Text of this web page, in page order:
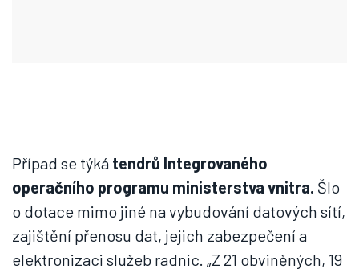
Případ se týká tendrů Integrovaného
operačního programu ministerstva vnitra. Šlo
o dotace mimo jiné na vybudování datových sítí,
zajištění přenosu dat, jejich zabezpečení a
elektronizaci služeb radnic. „Z 21 obviněných, 19